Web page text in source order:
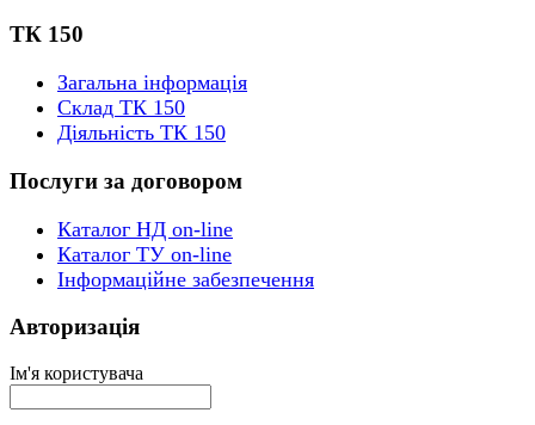
ТК 150
Загальна інформація
Склад ТК 150
Діяльність ТК 150
Послуги за договором
Каталог НД on-line
Каталог ТУ on-line
Інформаційне забезпечення
Авторизація
Ім'я користувача